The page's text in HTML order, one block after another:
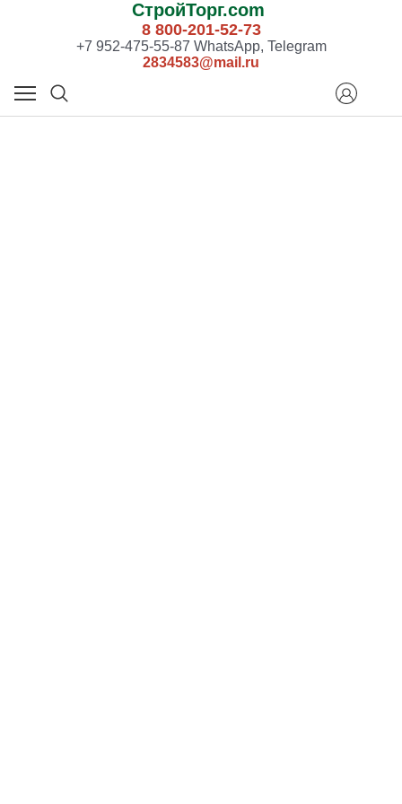
СтройТорг.com
8 800-201-52-73
+7 952-475-55-87 WhatsApp, Telegram
2834583@mail.ru